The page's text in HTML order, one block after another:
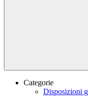
Categorie
Disposizioni